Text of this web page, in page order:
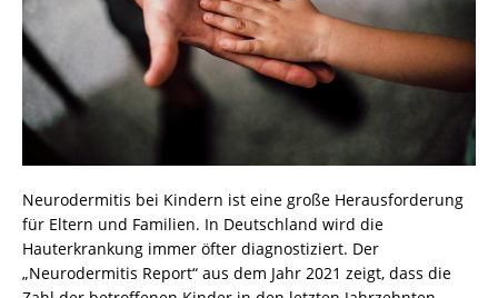
Neurodermitis bei Kindern ist eine große Herausforderung
für Eltern und Familien. In Deutschland wird die
Hauterkrankung immer öfter diagnostiziert. Der
„Neurodermitis Report“ aus dem Jahr 2021 zeigt, dass die